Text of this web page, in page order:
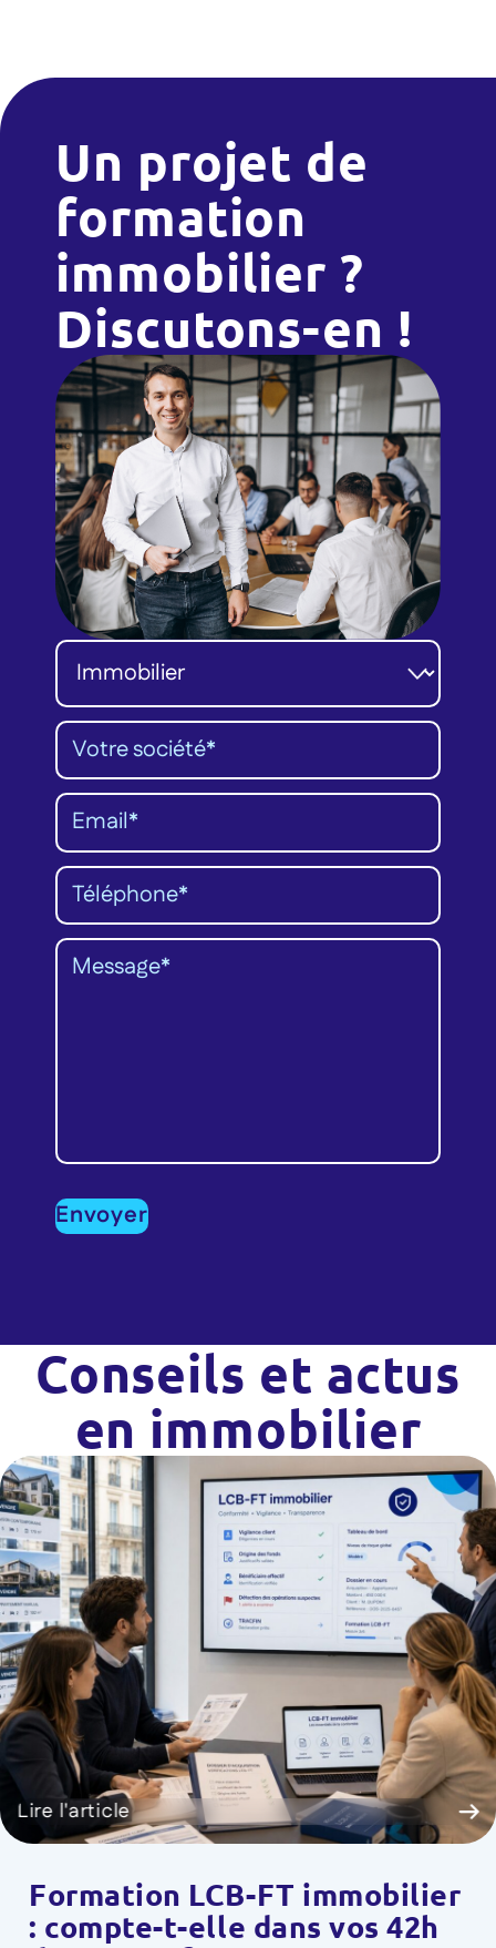
Un projet de
formation
immobilier ?
Discutons-en !
Catégorie
Conseils et actus
en immobilier
Lire l'article
Formation LCB-FT immobilier
: compte-t-elle dans vos 42h